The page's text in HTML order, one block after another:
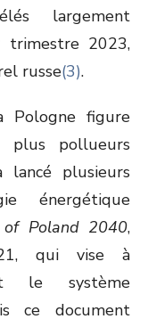
largement
2023,
russe(3).
figure
plus pollueurs
lancé plusieurs
énergétique
of Poland 2040,
qui vise à
le système
ce document